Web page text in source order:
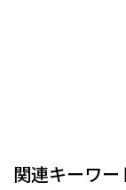
関連キーワー